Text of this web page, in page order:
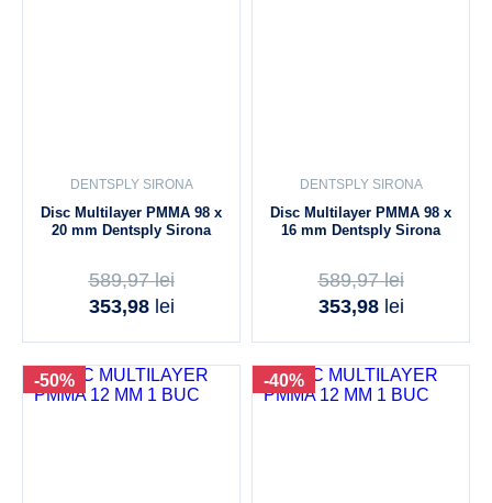
DENTSPLY SIRONA
Disc Multilayer PMMA 98 x
20 mm Dentsply Sirona
589,97lei
353,98 lei
DENTSPLY SIRONA
Disc Multilayer PMMA 98 x
16 mm Dentsply Sirona
589,97lei
353,98 lei
-50% -40%